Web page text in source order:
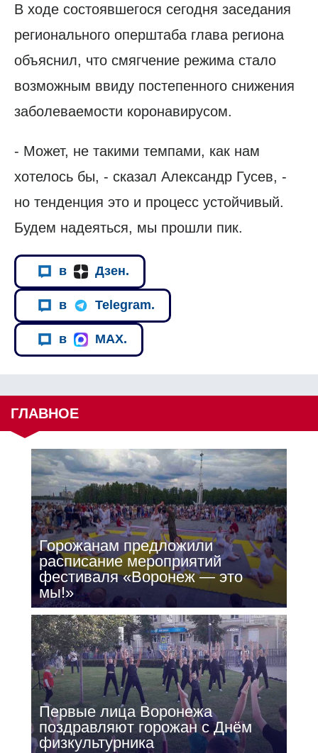
В ходе состоявшегося сегодня заседания
регионального оперштаба глава региона
объяснил, что смягчение режима стало
возможным ввиду постепенного снижения
заболеваемости коронавирусом.
- Может, не такими темпами, как нам
хотелось бы, - сказал Александр Гусев, -
но тенденция это и процесс устойчивый.
Будем надеяться, мы прошли пик.
в Дзен.
в Telegram.
в MAX.
ГЛАВНОЕ
Горожанам предложили
расписание мероприятий
фестиваля «Воронеж — это
мы!»
Первые лица Воронежа
поздравляют горожан с Днём
физкультурника